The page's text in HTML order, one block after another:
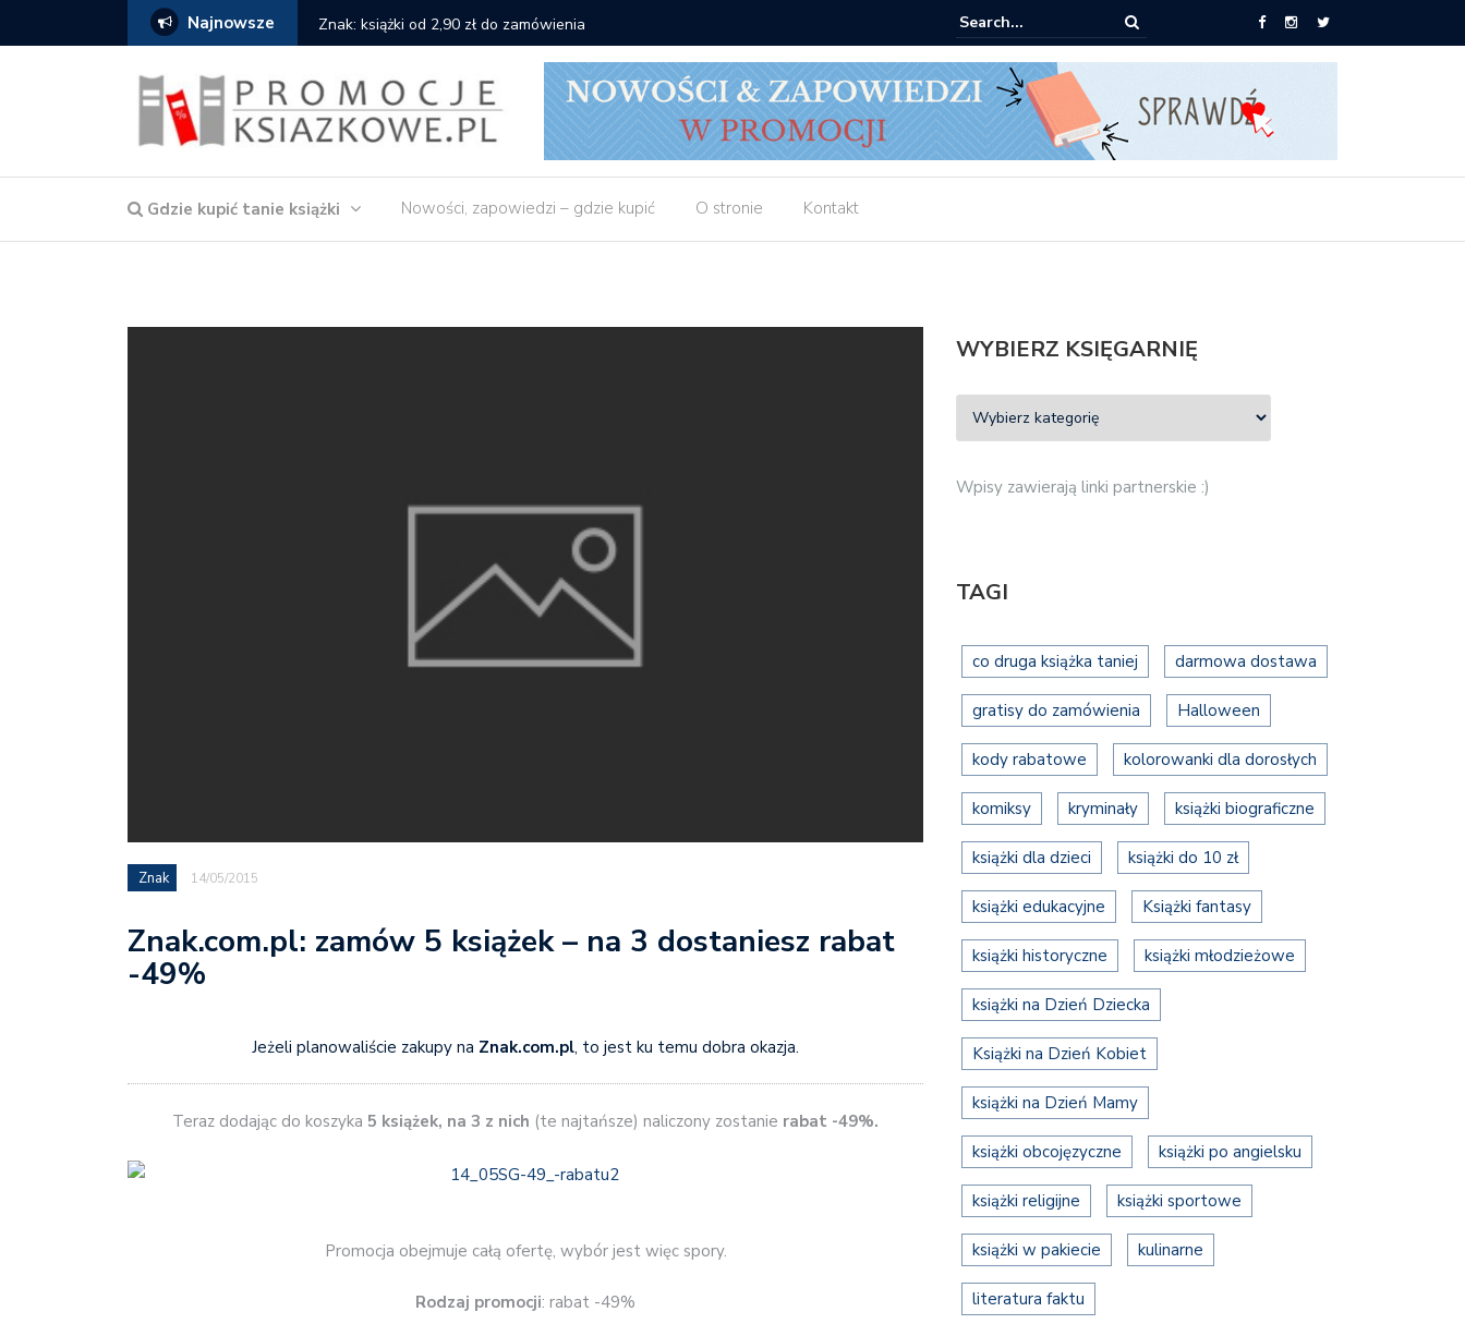
Najnowsze Znak: książki od 2,90 zł do zamówienia Matras: 10 książek za 69 zł
Gdzie kupić tanie książki Nowości, zapowiedzi – gdzie kupić O stronie Kontakt
Znak 14/05/2015
Znak.com.pl: zamów 5 książek – na 3 dostaniesz rabat
-49%
Jeżeli planowaliście zakupy na Znak.com.pl, to jest ku temu dobra okazja.
Teraz dodając do koszyka 5 książek, na 3 z nich (te najtańsze) naliczony zostanie rabat -49%.
Promocja obejmuje całą ofertę, wybór jest więc spory.
Rodzaj promocji: rabat -49%
WYBIERZ KSIĘGARNIĘ
Wpisy zawierają linki partnerskie :)
TAGI
co druga książka taniej darmowa dostawa
gratisy do zamówienia Halloween
kody rabatowe kolorowanki dla dorosłych
komiksy kryminały książki biograficzne
książki dla dzieci książki do 10 zł
książki edukacyjne Książki fantasy
książki historyczne książki młodzieżowe
książki na Dzień Dziecka
Książki na Dzień Kobiet
książki na Dzień Mamy
książki obcojęzyczne książki po angielsku
książki religijne książki sportowe
książki w pakiecie kulinarne
literatura faktu